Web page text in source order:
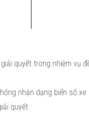
quyết trong nhiệm vụ
nhận dạng biển số xe
quyết